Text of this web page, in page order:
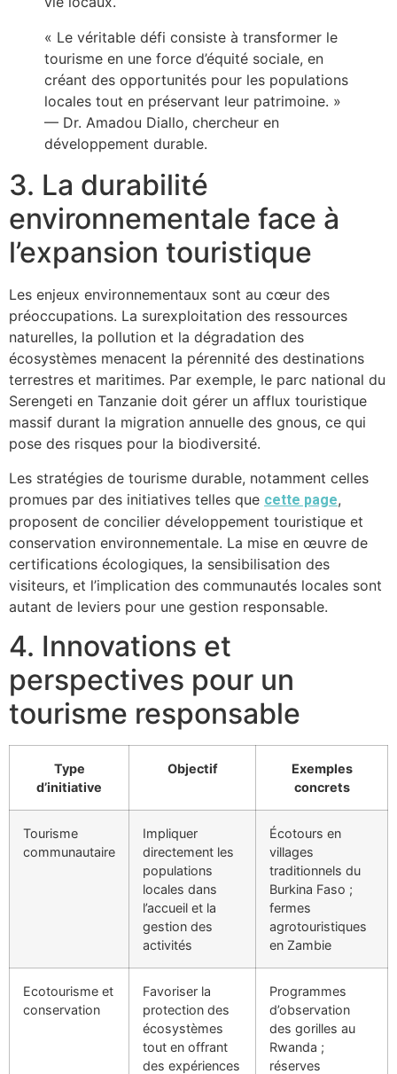
« Le véritable défi consiste à transformer le
tourisme en une force d’équité sociale, en
créant des opportunités pour les populations
locales tout en préservant leur patrimoine. »
— Dr. Amadou Diallo, chercheur en
développement durable.
3. La durabilité
environnementale face à
l’expansion touristique
Les enjeux environnementaux sont au cœur des
préoccupations. La surexploitation des ressources
naturelles, la pollution et la dégradation des
écosystèmes menacent la pérennité des destinations
terrestres et maritimes. Par exemple, le parc national du
Serengeti en Tanzanie doit gérer un afflux touristique
massif durant la migration annuelle des gnous, ce qui
pose des risques pour la biodiversité.
Les stratégies de tourisme durable, notamment celles
promues par des initiatives telles que cette page,
proposent de concilier développement touristique et
conservation environnementale. La mise en œuvre de
certifications écologiques, la sensibilisation des
visiteurs, et l’implication des communautés locales sont
autant de leviers pour une gestion responsable.
4. Innovations et
perspectives pour un
tourisme responsable
Type
d’initiative
Objectif
Exemples
concrets
Tourisme
communautaire
Impliquer
directement les
populations
locales dans
l’accueil et la
gestion des
activités
Écotours en
villages
traditionnels du
Burkina Faso ;
fermes
agrotouristiques
en Zambie
Ecotourisme et
conservation
Favoriser la
protection des
écosystèmes
tout en offrant
des expériences
Programmes
d’observation
des gorilles au
Rwanda ;
réserves